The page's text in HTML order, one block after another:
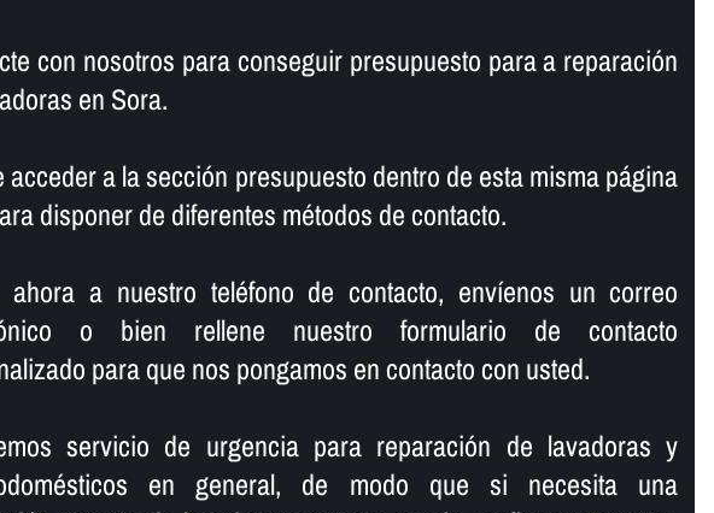
con nosotros para conseguir presupuesto para a reparación
en Sora.
acceder a la sección presupuesto dentro de esta misma página
disponer de diferentes métodos de contacto.
ahora a nuestro teléfono de contacto, enví­enos un correo
o bien rellene nuestro formulario de contacto
para que nos pongamos en contacto con usted.
servicio de urgencia para reparación de lavadoras y
en general, de modo que si necesita una